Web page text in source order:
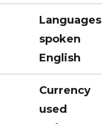
Languages
spoken
English
Currency
used